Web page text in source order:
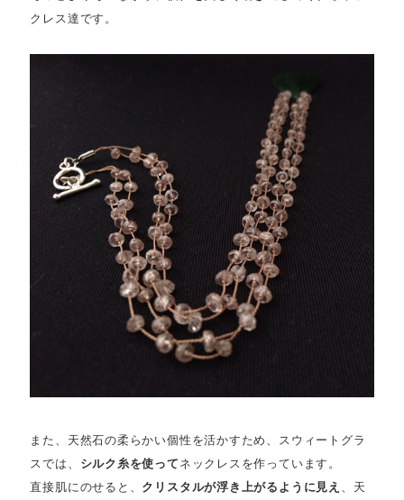
クレス達です。
また、天然石の柔らかい個性を活かすため、スウィートグラ
スでは、 シルク糸を使って ネックレスを作っています。
直接肌にのせると、 クリスタルが浮き上がるように見え 、天